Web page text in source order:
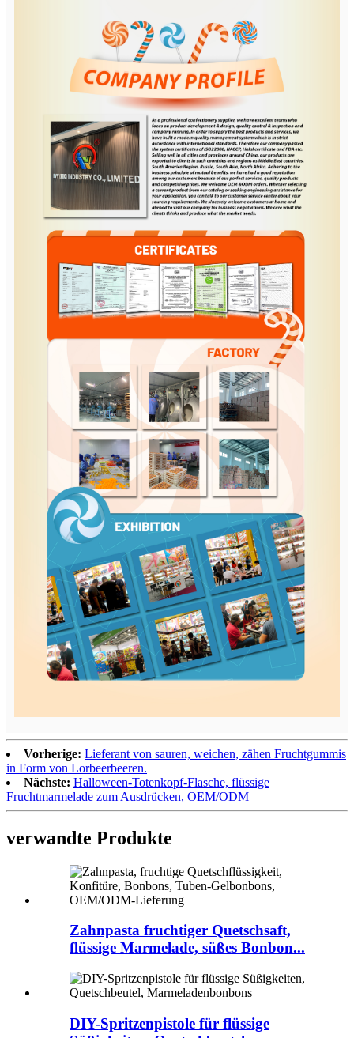
Vorherige: Lieferant von sauren, weichen, zähen Fruchtgummis
in Form von Lorbeerbeeren.
Nächste: Halloween-Totenkopf-Flasche, flüssige
Fruchtmarmelade zum Ausdrücken, OEM/ODM
verwandte Produkte
Zahnpasta fruchtiger Quetschsaft,
flüssige Marmelade, süßes Bonbon...
DIY-Spritzenpistole für flüssige